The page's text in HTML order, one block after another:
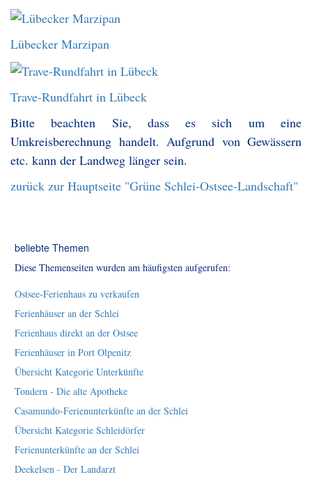
Lübecker Marzipan
Trave-Rundfahrt in Lübeck
Bitte beachten Sie, dass es sich um eine
Umkreisberechnung handelt. Aufgrund von Gewässern
etc. kann der Landweg länger sein.
zurück zur Hauptseite "Grüne Schlei-Ostsee-Landschaft"
beliebte Themen
Diese Themenseiten wurden am häufigsten aufgerufen:
Ostsee-Ferienhaus zu verkaufen
Ferienhäuser an der Schlei
Ferienhaus direkt an der Ostsee
Ferienhäuser in Port Olpenitz
Übersicht Kategorie Unterkünfte
Tondern - Die alte Apotheke
Casamundo-Ferienunterkünfte an der Schlei
Übersicht Kategorie Schleidörfer
Ferienunterkünfte an der Schlei
Deekelsen - Der Landarzt